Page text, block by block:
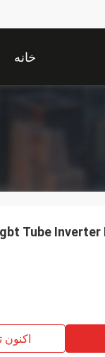
خانه
Tube
اکنون